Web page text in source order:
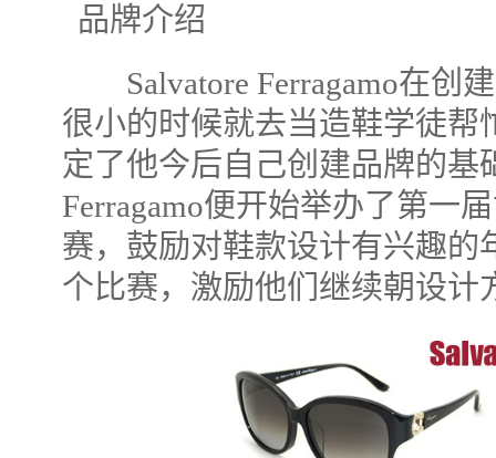
品牌介绍
Salvatore Ferragamo在创
很小的时候就去当造鞋学徒帮
定了他今后自己创建品牌的基
Ferragamo便开始举办了第一
赛，鼓励对鞋款设计有兴趣的
个比赛，激励他们继续朝设计